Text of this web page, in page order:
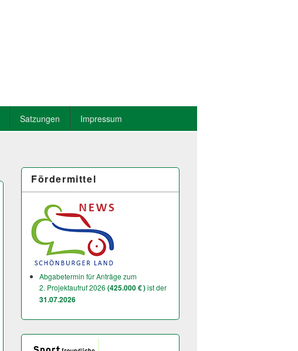
Satzungen Impressum
Fördermittel
Abgabetermin für Anträge zum
2. Projektaufruf 2026 (425.000 € )ist der
31.07.2026